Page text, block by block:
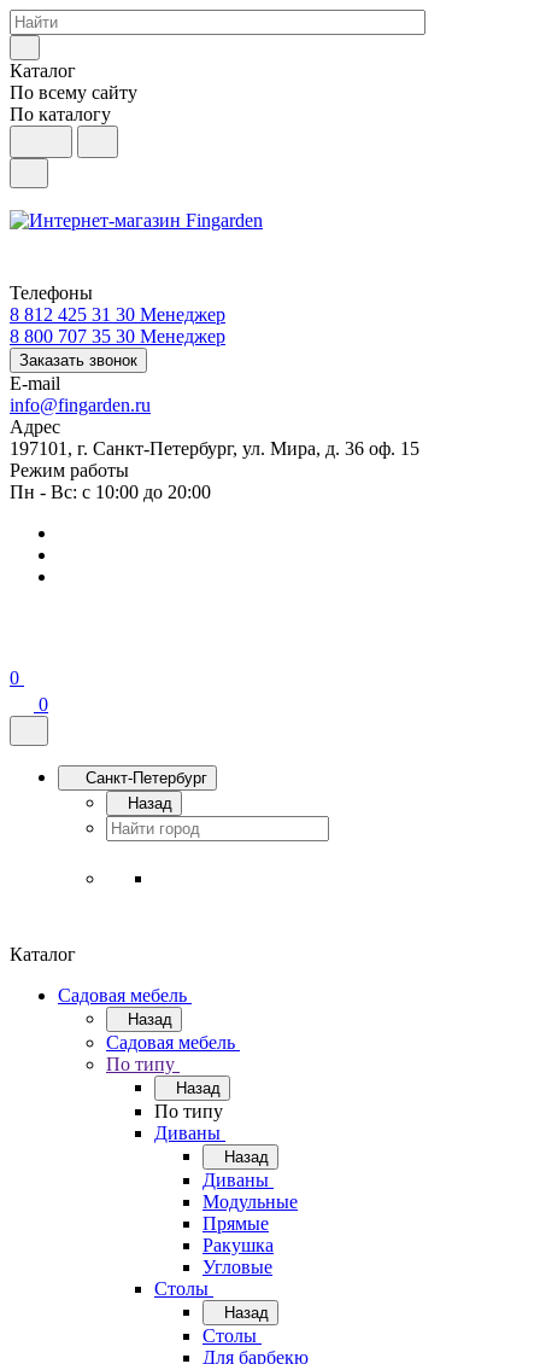
Каталог
По всему сайту
По каталогу
Телефоны
8 812 425 31 30 Менеджер
8 800 707 35 30 Менеджер
Заказать звонок
E-mail
info@fingarden.ru
Адрес
197101, г. Санкт-Петербург, ул. Мира, д. 36 оф. 15
Режим работы
Пн - Вс: с 10:00 до 20:00
0
0
Санкт-Петербург
Назад
Каталог
Садовая мебель
Назад
Садовая мебель
По типу
Назад
По типу
Диваны
Назад
Диваны
Модульные
Прямые
Ракушка
Угловые
Столы
Назад
Столы
Для барбекю